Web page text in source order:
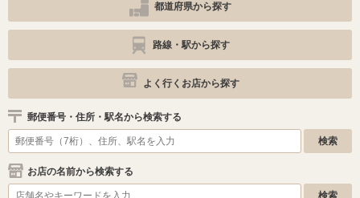
都道府県から探す
路線・駅から探す
よく行くお店から探す
郵便番号・住所・駅名から検索する
お店の名前から検索する